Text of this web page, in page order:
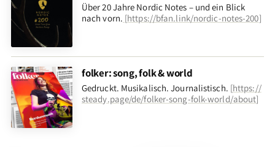
Über 20 Jahre Nordic Notes – und ein Blick
nach vorn. [https://bfan.link/nordic-notes-200]
folker: song, folk & world
Gedruckt. Musikalisch. Journalistisch. [https://
steady.page/de/folker-song-folk-world/about]